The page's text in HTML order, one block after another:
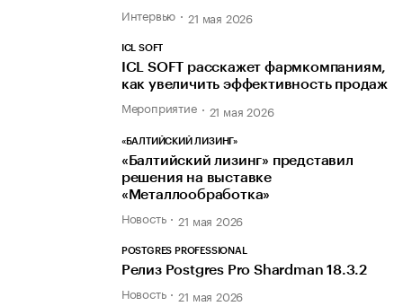
Интервью 21 мая 2026
ICL SOFT
ICL SOFT расскажет фармкомпаниям,
как увеличить эффективность продаж
Мероприятие 21 мая 2026
«БАЛТИЙСКИЙ ЛИЗИНГ»
«Балтийский лизинг» представил
решения на выставке
«Металлообработка»
Новость 21 мая 2026
POSTGRES PROFESSIONAL
Релиз Postgres Pro Shardman 18.3.2
Новость 21 мая 2026